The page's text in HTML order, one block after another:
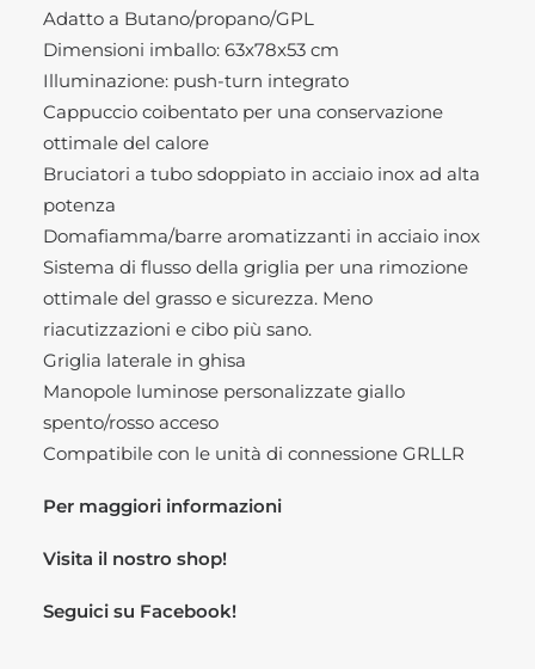
Adatto a Butano/propano/GPL
Dimensioni imballo: 63x78x53 cm
Illuminazione: push-turn integrato
Cappuccio coibentato per una conservazione
ottimale del calore
Bruciatori a tubo sdoppiato in acciaio inox ad alta
potenza
Domafiamma/barre aromatizzanti in acciaio inox
Sistema di flusso della griglia per una rimozione
ottimale del grasso e sicurezza. Meno
riacutizzazioni e cibo più sano.
Griglia laterale in ghisa
Manopole luminose personalizzate giallo
spento/rosso acceso
Compatibile con le unità di connessione GRLLR
Per maggiori informazioni
Visita il nostro shop!
Seguici su Facebook!